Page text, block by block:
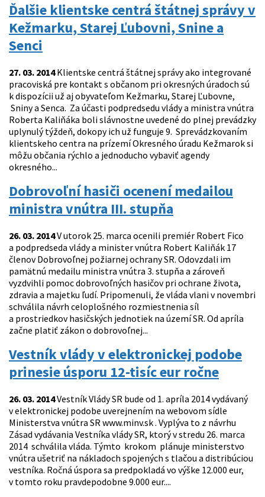
Ďalšie klientske centrá štátnej správy v
Kežmarku, Starej Ľubovni, Snine a
Senci
27. 03. 2014Klientske centrá štátnej správy ako integrované
pracoviská pre kontakt s občanom pri okresných úradoch sú
k dispozícii už aj obyvateľom Kežmarku, Starej Ľubovne,
Sniny a Senca. Za účasti podpredsedu vlády a ministra vnútra
Roberta Kaliňáka boli slávnostne uvedené do plnej prevádzky
uplynulý týždeň, dokopy ich už funguje 9. Sprevádzkovaním
klientskeho centra na prízemí Okresného úradu Kežmarok si
môžu občania rýchlo a jednoducho vybaviť agendy
okresného...
Dobrovoľní hasiči ocenení medailou
ministra vnútra III. stupňa
26. 03. 2014V utorok 25. marca ocenili premiér Robert Fico
a podpredseda vlády a minister vnútra Robert Kaliňák 17
členov Dobrovoľnej požiarnej ochrany SR. Odovzdali im
pamätnú medailu ministra vnútra 3. stupňa a zároveň
vyzdvihli pomoc dobrovoľných hasičov pri ochrane života,
zdravia a majetku ľudí. Pripomenuli, že vláda vlani v novembri
schválila návrh celoplošného rozmiestnenia síl
a prostriedkov hasičských jednotiek na území SR. Od apríla
začne platiť zákon o dobrovoľnej...
Vestník vlády v elektronickej podobe
prinesie úsporu 12-tisíc eur ročne
26. 03. 2014Vestník Vlády SR bude od 1. apríla 2014 vydávaný
v elektronickej podobe uverejnením na webovom sídle
Ministerstva vnútra SR www.minv.sk . Vyplýva to z návrhu
Zásad vydávania Vestníka vlády SR, ktorý v stredu 26. marca
2014 schválila vláda. Týmto krokom plánuje ministerstvo
vnútra ušetriť na nákladoch spojených s tlačou a distribúciou
vestníka. Ročná úspora sa predpokladá vo výške 12.000 eur,
v tomto roku pravdepodobne 9.000 eur....